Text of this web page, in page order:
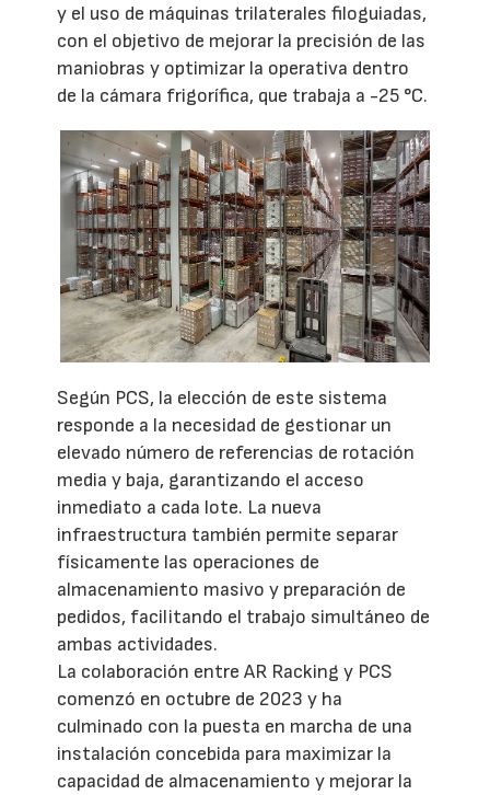
y el uso de máquinas trilaterales filoguiadas,
con el objetivo de mejorar la precisión de las
maniobras y optimizar la operativa dentro
de la cámara frigorífica, que trabaja a -25 °C.
Según PCS, la elección de este sistema
responde a la necesidad de gestionar un
elevado número de referencias de rotación
media y baja, garantizando el acceso
inmediato a cada lote. La nueva
infraestructura también permite separar
físicamente las operaciones de
almacenamiento masivo y preparación de
pedidos, facilitando el trabajo simultáneo de
ambas actividades.
La colaboración entre AR Racking y PCS
comenzó en octubre de 2023 y ha
culminado con la puesta en marcha de una
instalación concebida para maximizar la
capacidad de almacenamiento y mejorar la